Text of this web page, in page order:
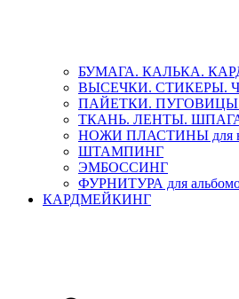
БУМАГА. КАЛЬКА.
ВЫСЕЧКИ. СТИКЕРЫ.
ПАЙЕТКИ.
ТКАНЬ. ЛЕНТЫ.
НОЖИ ПЛАСТИНЫ для
ШТАМПИНГ
ЭМБОССИНГ
ФУРНИТУРА для
КАРДМЕЙКИНГ